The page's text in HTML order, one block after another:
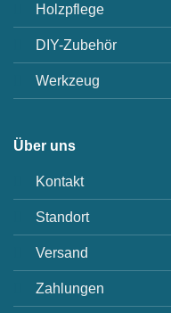
Holzpflege
DIY-Zubehör
Werkzeug
Über uns
Kontakt
Standort
Versand
Zahlungen